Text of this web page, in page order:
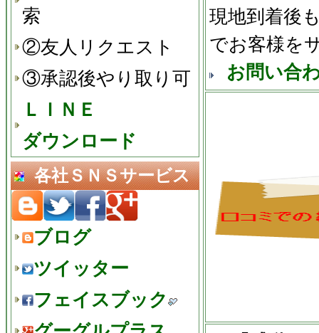
索
②友人リクエスト
③承認後やり取り可
ＬＩＮＥ
ダウンロード
各社ＳＮＳサービス
ブログ
ツイッター
フェイスブック
現地到着後
でお客様を
お問い合